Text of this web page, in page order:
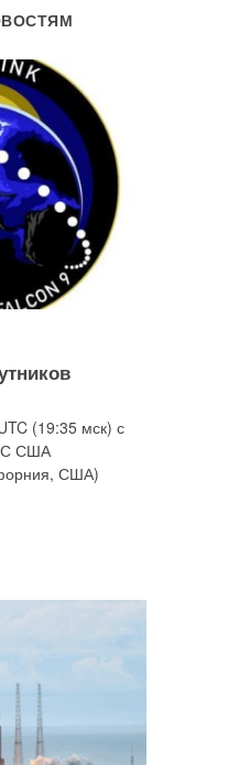
(19:35 мск) с
США
США)